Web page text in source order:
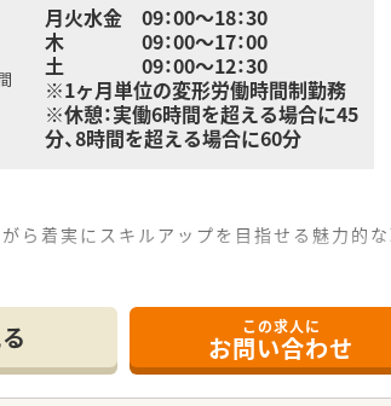
月火水金 09：00～18：30
木 09：00～17：00
土 09：00～12：30
※1ヶ月単位の変形労働時間制勤務
※休憩：実働6時間を超える場合に45
分、8時間を超える場合に60分
ら着実にスキルアップを目指せる魅力的
利なだけでなく車通勤も可能なため通いや
り40枚から50枚ほど応需し、地域の健康
当、常勤3名と非常勤3名の薬剤師が協力
この求人に
お問い合わせ